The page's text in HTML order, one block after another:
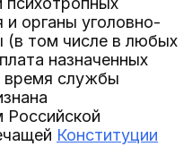
органы уголовно-
(в том числе в любых
назначенных
время службы
Конституции